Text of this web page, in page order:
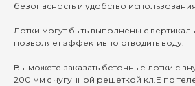
безопасность и удобство
Лотки могут быть выполнены с
позволяет эффективно отводить воду.
Вы можете заказать бетонные лотки с
200 мм c чугунной решеткой кл.E по